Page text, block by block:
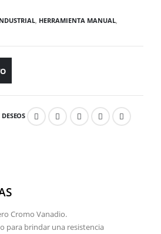
HERRAMIENTA MANUAL
Cromo Vanadio.
para brindar una resistencia